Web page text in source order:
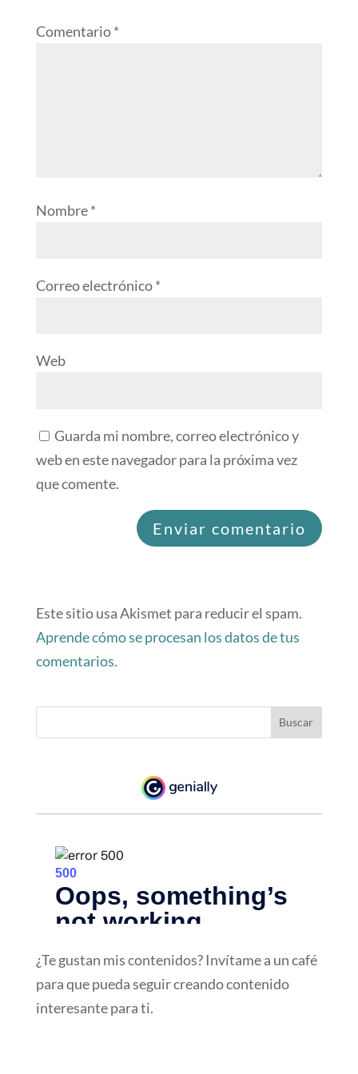
Comentario*
Nombre*
Correo electrónico*
Web
Guarda mi nombre, correo electrónico y
web en este navegador para la próxima vez
que comente.
Este sitio usa Akismet para reducir el spam.
Aprende cómo se procesan los datos de tus
comentarios.
¿Te gustan mis contenidos? Invítame a un café
para que pueda seguir creando contenido
interesante para ti.